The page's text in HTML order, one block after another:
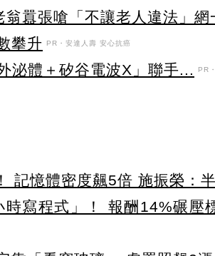
囂張嗆「不讓老人違法」網
攀升
PR・安達人壽 安心抗癌
泌體＋矽谷電波X」聯手... PR
記憶體密度飆5倍 施振榮：
寫程式」！ 報酬14%碾壓